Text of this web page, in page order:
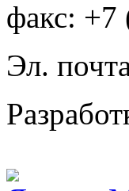
факс: +7
Эл.